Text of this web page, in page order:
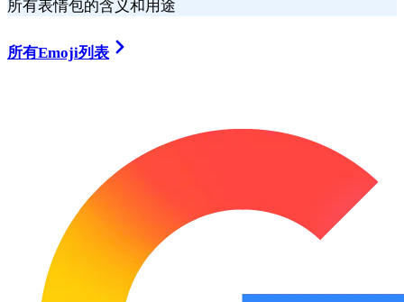
所有表情包的含义和用途
所有Emoji列表